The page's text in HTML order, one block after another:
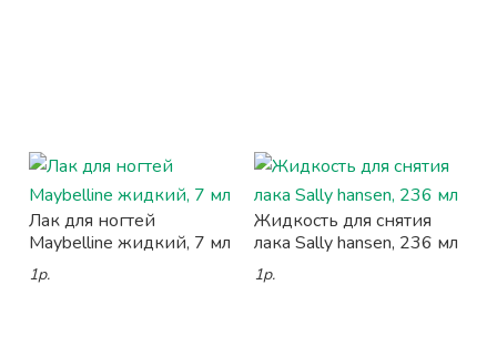
Лак для ногтей
Maybelline жидкий, 7 мл
1р.
Жидкость для снятия
лака Sally hansen, 236 мл
1р.